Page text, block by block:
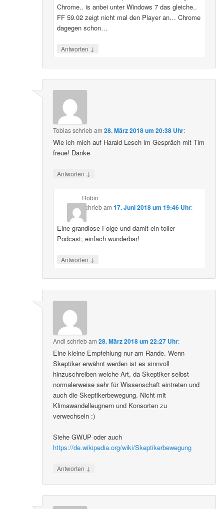
Chrome.. is anbei unter Windows 7 das gleiche..
FF 59.02 zeigt nicht mal den Player an… Chrome
dagegen schon…
Antworten ↓
Tobiasschriebam28. März 2018 um 20:38 Uhr:
Wie ich mich auf Harald Lesch im Gespräch mit Tim
freue! Danke
Antworten ↓
Robin
schriebam 17. Juni 2018 um 19:46 Uhr:
Eine grandiose Folge und damit ein toller
Podcast; einfach wunderbar!
Antworten ↓
Andi schriebam28. März 2018 um 22:27 Uhr:
Eine kleine Empfehlung nur am Rande. Wenn
Skeptiker erwähnt werden ist es sinnvoll
hinzuschreiben welche Art, da Skeptiker selbst
normalerweise sehr für Wissenschaft eintreten und
auch die Skeptikerbewegung. Nicht mit
Klimawandelleugnern und Konsorten zu
verwechseln :)
Siehe GWUP oder auch
https://de.wikipedia.org/wiki/Skeptikerbewegung
Antworten ↓